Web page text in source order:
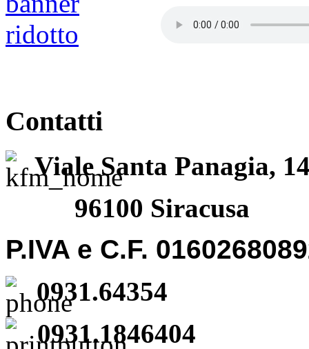
Contatti
Viale Santa Panagia,
96100 Siracusa
P.IVA e C.F.
0931.64354
0931.1846404